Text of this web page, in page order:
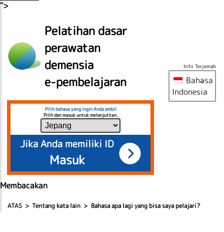
">
Pelatihan dasar
perawatan
demensia
e-pembelajaran
Pilih bahasa yang ingin Anda ambil
Pilih dan masuk untuk melanjutkan.
Jika Anda memiliki ID
Masuk
Membacakan
Info Terjemah
Bahasa
Indonesia
ATAS Tentang kata lain Bahasa apa lagi yang bisa saya pelajari?